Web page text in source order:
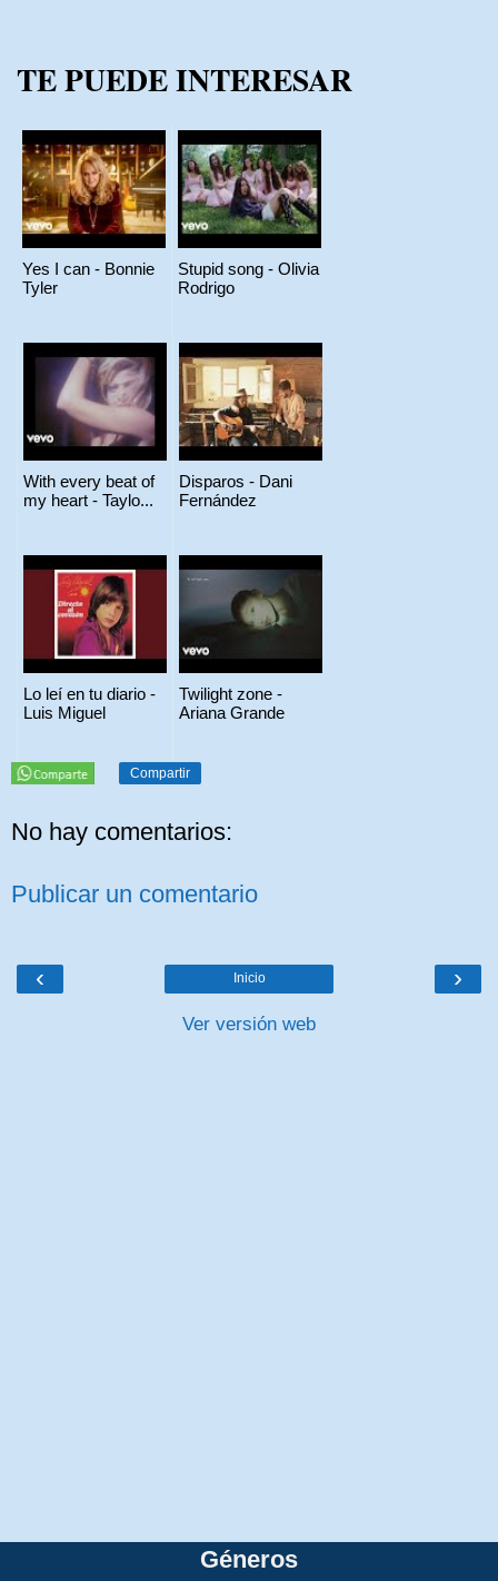
TE PUEDE INTERESAR
Yes I can - Bonnie
Tyler
Stupid song - Olivia
Rodrigo
With every beat of
my heart - Taylo...
Disparos - Dani
Fernández
Lo leí en tu diario -
Luis Miguel
Twilight zone -
Ariana Grande
Compartir
No hay comentarios:
Publicar un comentario
‹ ›
Inicio
Ver versión web
Géneros